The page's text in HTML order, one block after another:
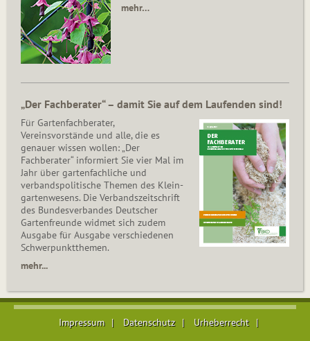
mehr…
„Der Fachberater“ – damit Sie auf dem Laufenden sind!
Für Gartenfachberater,
Vereinsvorstände und alle, die es
genauer wissen wollen: „Der
Fachberater“ informiert Sie vier Mal im
Jahr über gartenfachliche und
verbandspolitische Themen des Klein­
gar­ten­wesens. Die Ver­bands­zeit­schrift
des Bun­des­ver­ban­des Deutscher
Gartenfreunde widmet sich zudem
Ausgabe für Ausgabe verschiedenen
Schwer­punkt­the­men.
mehr...
Impressum Datenschutz Urheberrecht